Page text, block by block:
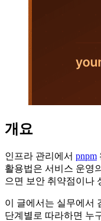
개요
인프라 관리에서 pnpm
활용법은 서비스 운영
으면 보안 취약점이나
이 글에서는 실무에서
단계별로 따라하면 누